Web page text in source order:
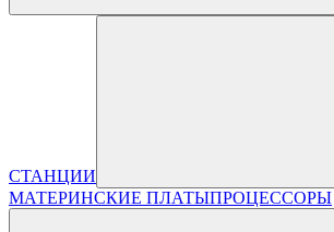
СТАНЦИИ
МАТЕРИНСКИЕ ПЛАТЫПРОЦЕССОРЫ